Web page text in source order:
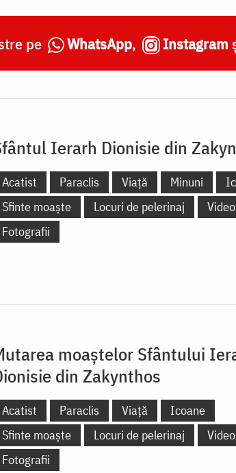
pe WhatsApp, Instagram
Ierarh Dionisie din
Acatist Paraclis Viață Minuni
Sfinte moaște
Locuri de pelerinaj
Video
Fotografii
moaștelor Sfântului
din Zakynthos
Acatist Paraclis Viață
Icoane
Sfinte moaște
Locuri de pelerinaj
Video
Fotografii